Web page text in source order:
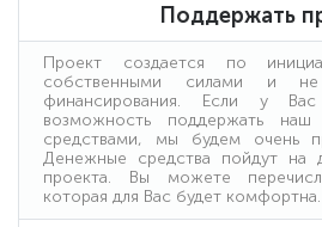
Поддержать
Проект создается по
собственными силами и
финансирования. Если у
возможность поддержать
средствами, мы будем очень
Денежные средства пойдут на
проекта. Вы можете
которая для Вас будет комфортна.